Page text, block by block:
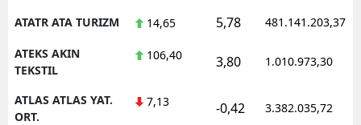
ATATR ATA TURIZM 14,65 5,78 481.141.203,37
ATEKS AKIN
TEKSTIL
106,40 3,80 1.010.973,30
ATLAS ATLAS YAT.
ORT.
7,13 -0,42 3.382.035,72